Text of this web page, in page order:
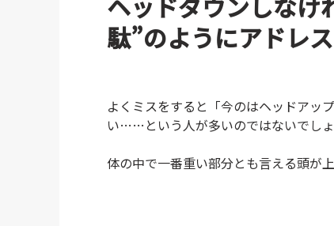
駄”のようにアドレ
よくミスをすると「今のはヘッドアッ
い……という人が多いのではないでし
体の中で一番重い部分とも言える頭が